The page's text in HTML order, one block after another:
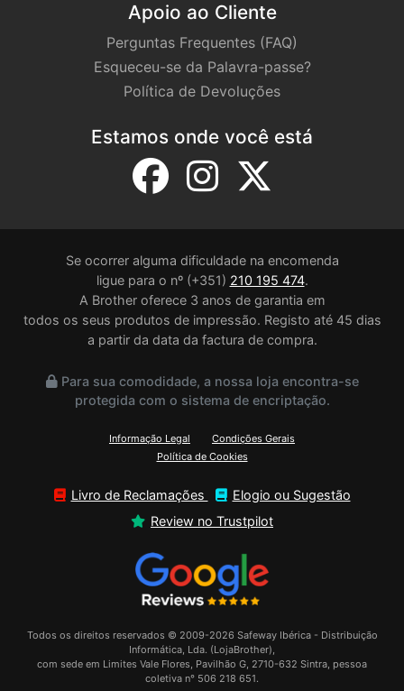
Apoio ao Cliente
Perguntas Frequentes (FAQ)
Esqueceu-se da Palavra-passe?
Política de Devoluções
Estamos onde você está
Se ocorrer alguma dificuldade na encomenda
ligue para o nº (+351) 210 195 474.
A Brother oferece 3 anos de garantia em
todos os seus produtos de impressão. Registo até 45 dias
a partir da data da factura de compra.
Para sua comodidade, a nossa loja encontra-se
protegida com o sistema de encriptação.
Informação Legal
Condições Gerais
Política de Cookies
Livro de Reclamações
Elogio ou Sugestão
Review no Trustpilot
Todos os direitos reservados © 2009-2026 Safeway Ibérica - Distribuição
Informática, Lda. (LojaBrother),
com sede em Limites Vale Flores, Pavilhão G, 2710-632 Sintra, pessoa
coletiva n° 506 218 651.